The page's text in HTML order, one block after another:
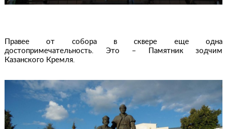
Правее от собора в сквере еще одна
достопримечательность. Это – Памятник зодчим
Казанского Кремля.